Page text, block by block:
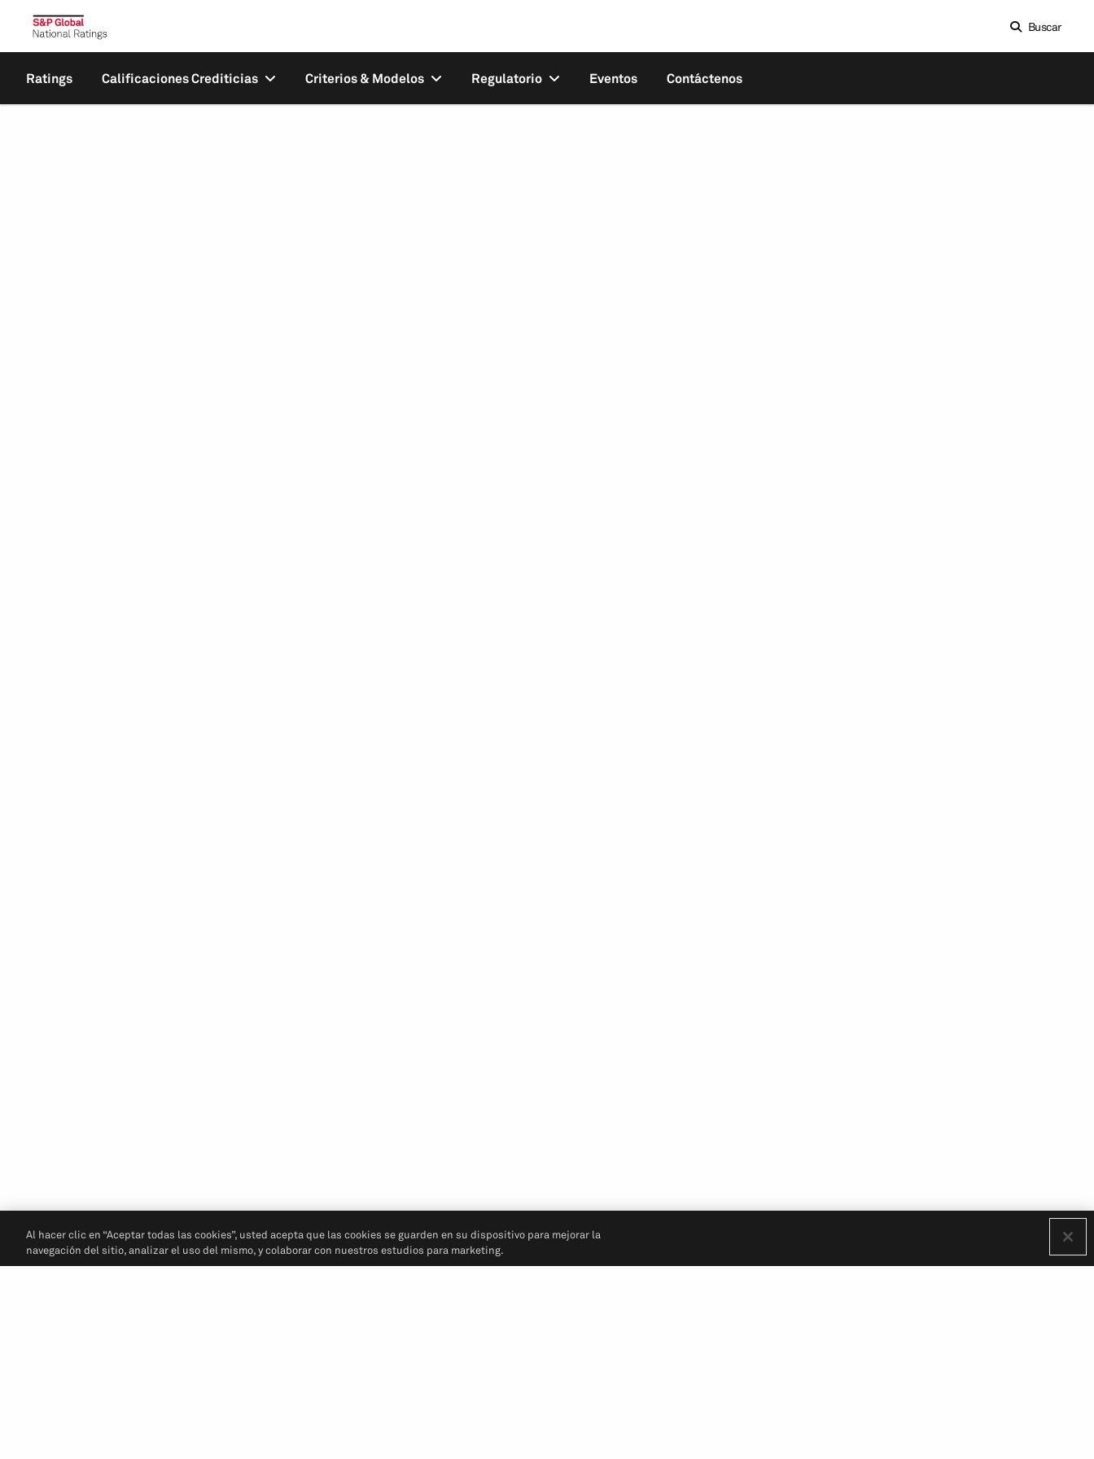
Buscar
Ratings Calificaciones Crediticias Criterios & Modelos Regulatorio Eventos Contáctenos
Al hacer clic en “Aceptar todas las cookies”, usted acepta que las cookies se guarden en su dispositivo para mejorar la
navegación del sitio, analizar el uso del mismo, y colaborar con nuestros estudios para marketing.